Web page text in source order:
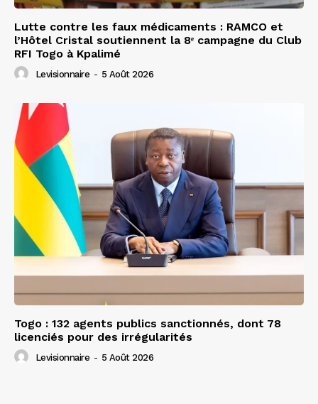
Lutte contre les faux médicaments : RAMCO et
l’Hôtel Cristal soutiennent la 8ᵉ campagne du Club
RFI Togo à Kpalimé
Levisionnaire - 5 Août 2026
Togo : 132 agents publics sanctionnés, dont 78
licenciés pour des irrégularités
Levisionnaire - 5 Août 2026